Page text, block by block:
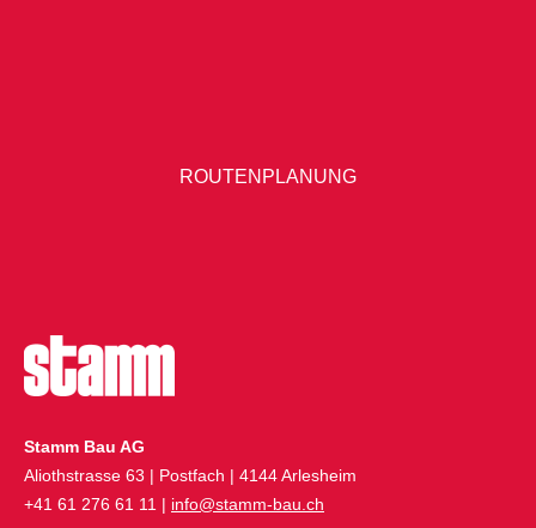
Stamm Bau AG
Aliothstrasse 63 | Postfach | 4144 Arlesheim
+41 61 276 61 11 | info@stamm-bau.ch
ROUTENPLANUNG